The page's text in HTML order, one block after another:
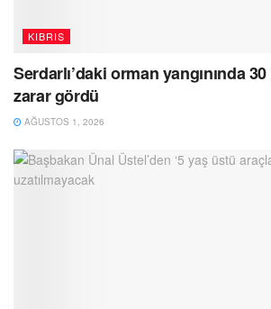
KIBRIS
Serdarlı’daki orman yangınında
zarar gördü
AĞUSTOS 1, 2026